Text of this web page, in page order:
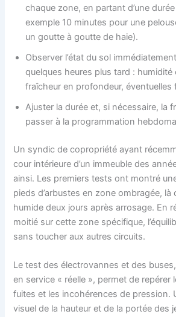
chaque zone, en partant d’une
exemple 10 minutes pour une
un goutte à goutte de haie).
Observer l’état du sol
quelques heures plus tard : humidité
fraîcheur en profondeur, éventuelles
Ajuster la durée et, si nécessaire, la
passer à la programmation
Un syndic de copropriété ayant
cour intérieure d’un immeuble des
ainsi. Les premiers tests ont montré
pieds d’arbustes en zone ombragée, là
humide deux jours après arrosage. En
moitié sur cette zone spécifique,
sans toucher aux autres circuits.
Le test des électrovannes et des
en service « réelle », permet de repérer
fuites et les incohérences de pression.
visuel de la hauteur et de la portée des